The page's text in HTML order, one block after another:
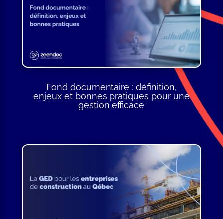
Fond documentaire : définition,
enjeux et bonnes pratiques pour une
gestion efficace